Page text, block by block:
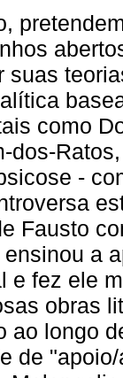
suas
como
dos-
-
Fausto
a
e fez ele
obras
ao longo
de